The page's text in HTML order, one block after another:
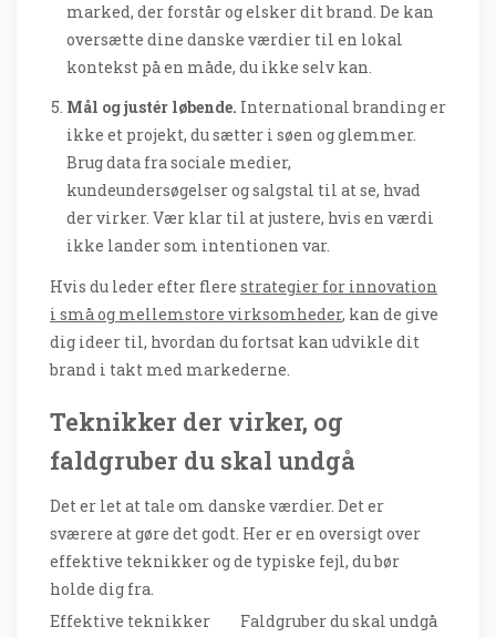
marked, der forstår og elsker dit brand. De kan
oversætte dine danske værdier til en lokal
kontekst på en måde, du ikke selv kan.
Mål og justér løbende. International branding er
ikke et projekt, du sætter i søen og glemmer.
Brug data fra sociale medier,
kundeundersøgelser og salgstal til at se, hvad
der virker. Vær klar til at justere, hvis en værdi
ikke lander som intentionen var.
Hvis du leder efter flere strategier for innovation
i små og mellemstore virksomheder, kan de give
dig ideer til, hvordan du fortsat kan udvikle dit
brand i takt med markederne.
Teknikker der virker, og
faldgruber du skal undgå
Det er let at tale om danske værdier. Det er
sværere at gøre det godt. Her er en oversigt over
effektive teknikker og de typiske fejl, du bør
holde dig fra.
Effektive teknikker
Faldgruber du skal undgå